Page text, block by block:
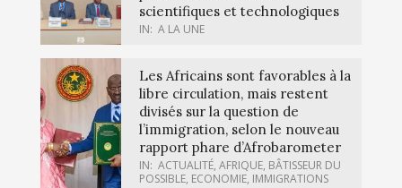
scientifiques et technologiques
IN: A LA UNE
Les Africains sont favorables à la
libre circulation, mais restent
divisés sur la question de
l’immigration, selon le nouveau
rapport phare d’Afrobarometer
IN: ACTUALITÉ, AFRIQUE, BÂTISSEUR DU
POSSIBLE, ECONOMIE, IMMIGRATIONS